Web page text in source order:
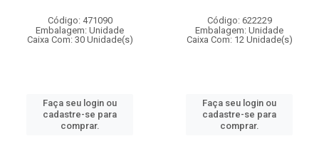
Código: 471090
Embalagem: Unidade
Caixa Com: 30 Unidade(s)
Faça seu login ou
cadastre-se para
comprar.
Código: 622229
Embalagem: Unidade
Caixa Com: 12 Unidade(s)
Faça seu login ou
cadastre-se para
comprar.